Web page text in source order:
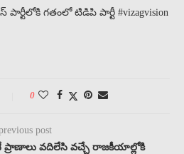
పార్టీలోకి గతంలో టిడిపి పార్టీ #vizagvision
0
post
ప్రాణాలు వదిలేసి వచ్చే రాజకీయాల్లోకి